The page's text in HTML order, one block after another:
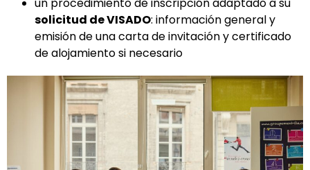
un procedimiento de inscripción adaptado a su
solicitud de VISADO: información general y
emisión de una carta de invitación y certificado
de alojamiento si necesario